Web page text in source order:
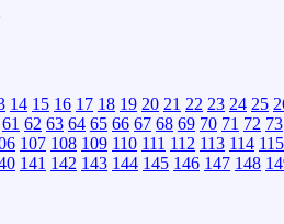
14 15 16 17 18 19 20 21 22 23 24 25
61 62 63 64 65 66 67 68 69 70 71 72 73
107 108 109 110 111 112 113 114 115
141 142 143 144 145 146 147 148